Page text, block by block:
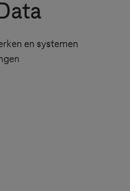
en systemen